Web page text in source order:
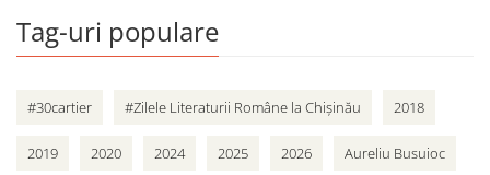
Tag-uri populare
#30cartier #Zilele Literaturii Române la Chișinău 2018
2019 2020 2024 2025 2026 Aureliu Busuioc